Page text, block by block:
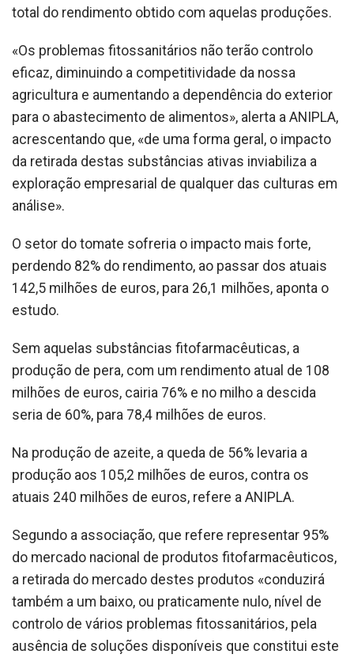
total do rendimento obtido com aquelas produções.
«Os problemas fitossanitários não terão controlo
eficaz, diminuindo a competitividade da nossa
agricultura e aumentando a dependência do exterior
para o abastecimento de alimentos», alerta a ANIPLA,
acrescentando que, «de uma forma geral, o impacto
da retirada destas substâncias ativas inviabiliza a
exploração empresarial de qualquer das culturas em
análise».
O setor do tomate sofreria o impacto mais forte,
perdendo 82% do rendimento, ao passar dos atuais
142,5 milhões de euros, para 26,1 milhões, aponta o
estudo.
Sem aquelas substâncias fitofarmacêuticas, a
produção de pera, com um rendimento atual de 108
milhões de euros, cairia 76% e no milho a descida
seria de 60%, para 78,4 milhões de euros.
Na produção de azeite, a queda de 56% levaria a
produção aos 105,2 milhões de euros, contra os
atuais 240 milhões de euros, refere a ANIPLA.
Segundo a associação, que refere representar 95%
do mercado nacional de produtos fitofarmacêuticos,
a retirada do mercado destes produtos «conduzirá
também a um baixo, ou praticamente nulo, nível de
controlo de vários problemas fitossanitários, pela
ausência de soluções disponíveis que constitui este